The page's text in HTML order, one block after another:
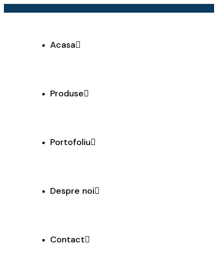
Acasa
Produse
Portofoliu
Despre noi
Contact